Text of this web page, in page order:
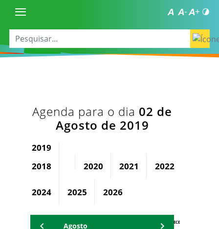
Agenda para o dia 02 de
Agosto de 2019
2019
2018
2020 2021 2022
2024 2025 2026
AGENDA IPECE
Agosto